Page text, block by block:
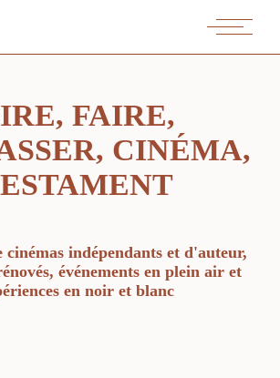
FAIRE,
CINÉMA,
cinémas indépendants et d'auteur,
événements en plein air et
en noir et blanc